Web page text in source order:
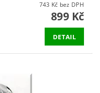
743 Kč bez DPH
899 Kč
DETAIL